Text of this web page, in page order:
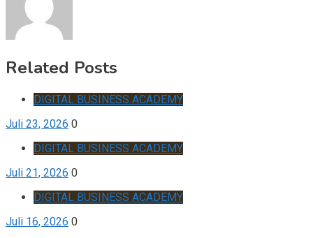
Related Posts
DIGITAL BUSINESS ACADEMY
Juli 23, 2026 0
DIGITAL BUSINESS ACADEMY
Juli 21, 2026 0
DIGITAL BUSINESS ACADEMY
Juli 16, 2026 0